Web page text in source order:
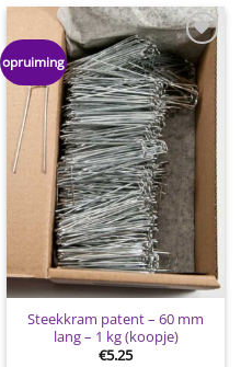
opruiming
Toevoegen
aan
wenslijst
Steekkram patent – 60 mm
lang – 1 kg (koopje)
€5.25